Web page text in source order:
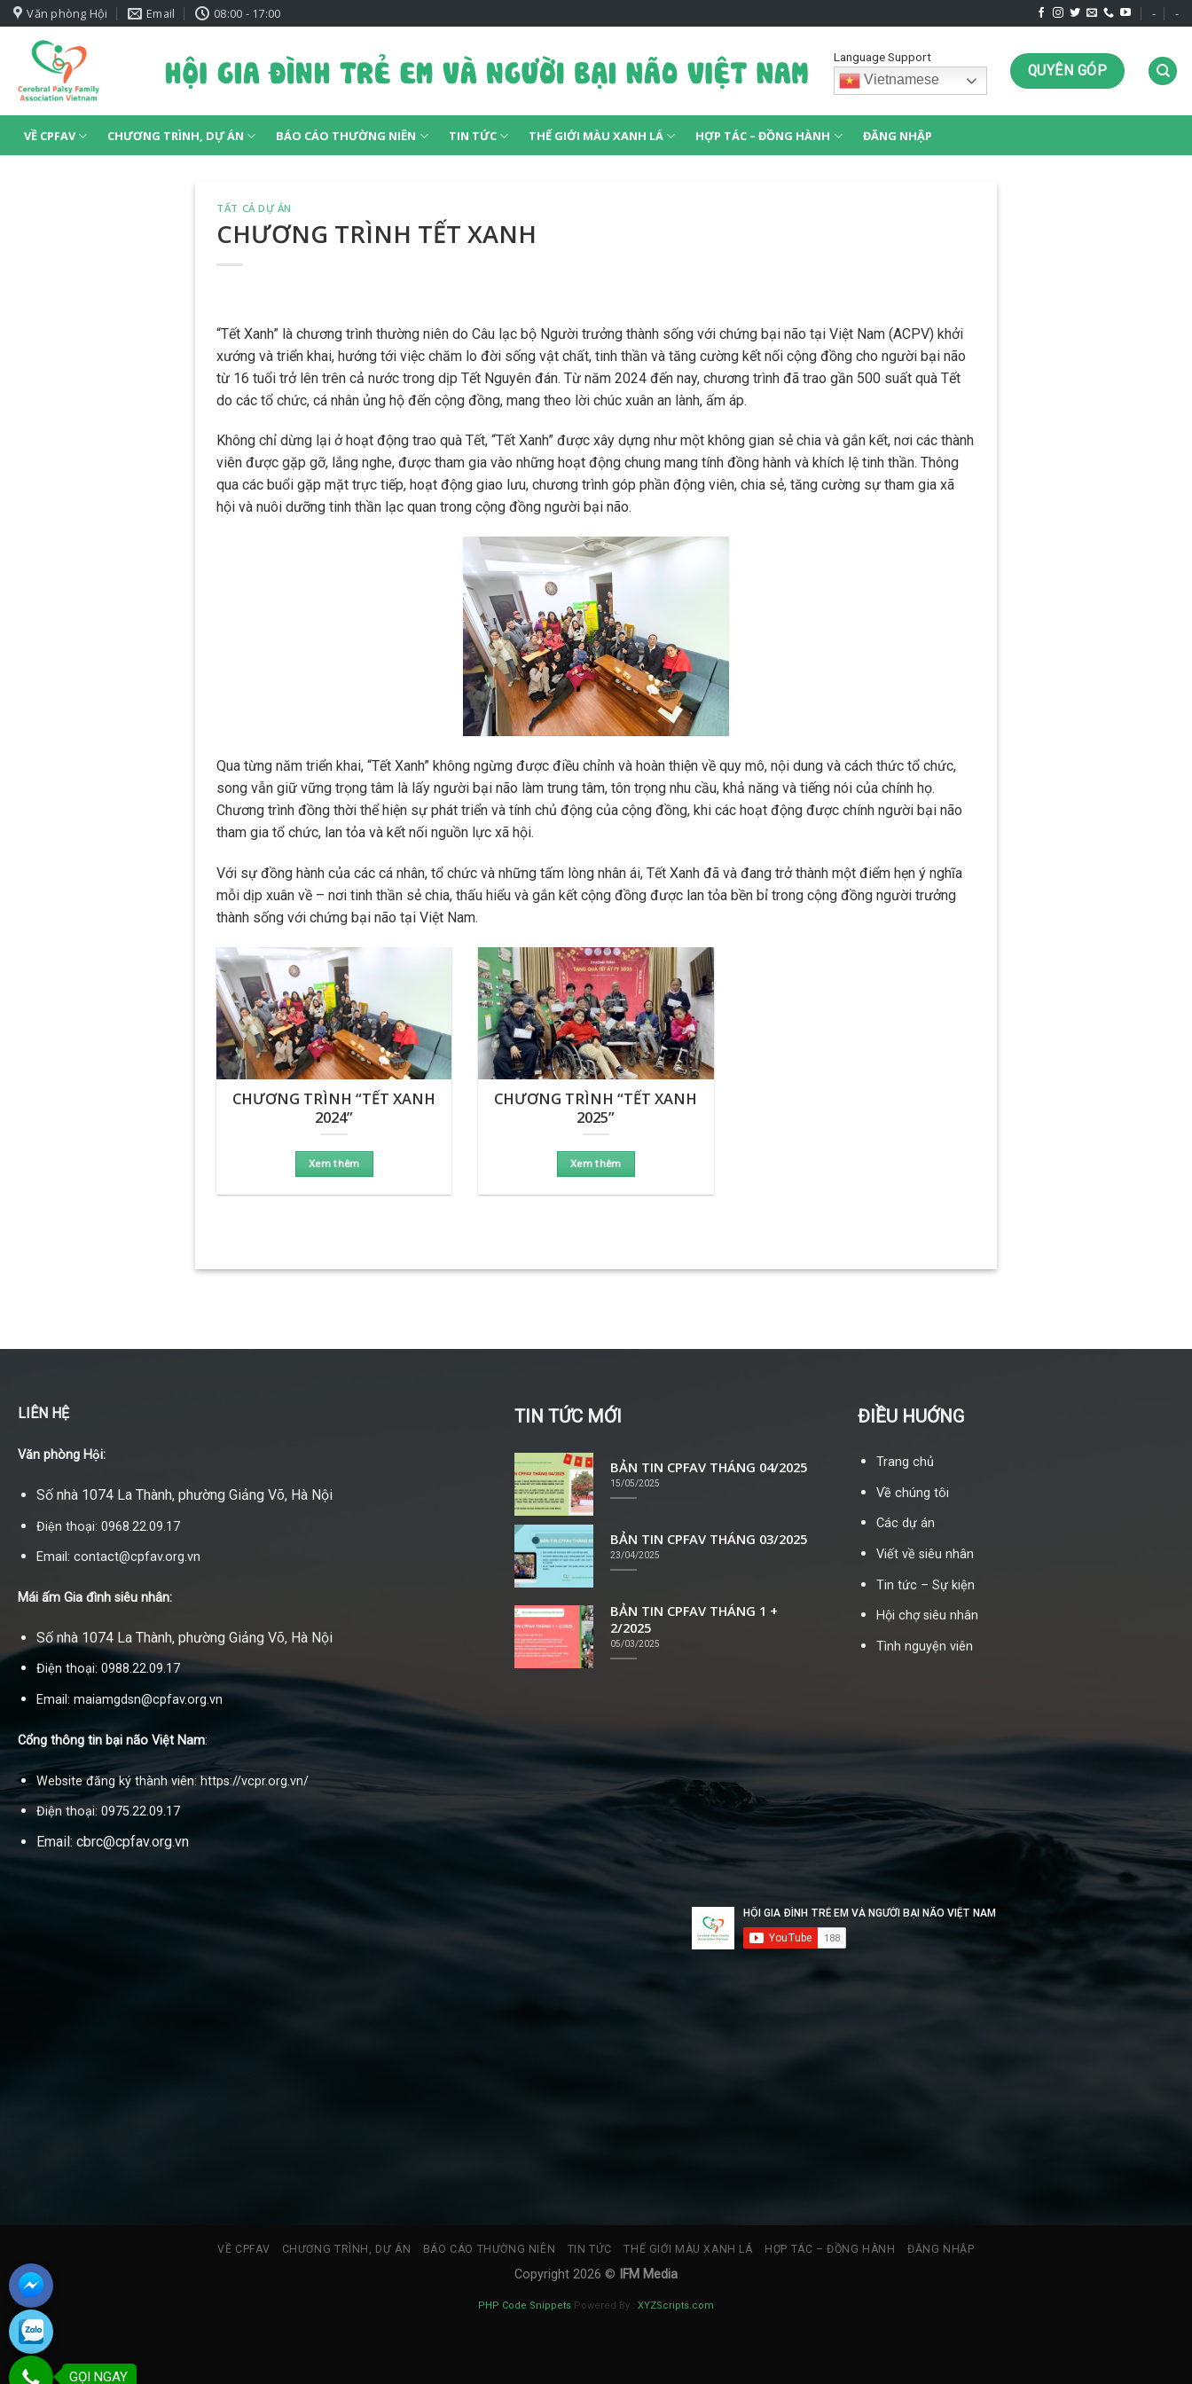
Skip
to
content
Văn phòng Hội Email 08:00 - 17:00 - -
Language Support
Vietnamese QUYÊN GÓP
VỀ CPFAV CHƯƠNG TRÌNH, DỰ ÁN BÁO CÁO THƯỜNG NIÊN TIN TỨC THẾ GIỚI MÀU XANH LÁ HỢP TÁC – ĐỒNG HÀNH ĐĂNG NHẬP
TẤT CẢ DỰ ÁN
CHƯƠNG TRÌNH TẾT XANH
“Tết Xanh” là chương trình thường niên do Câu lạc bộ Người trưởng thành sống với chứng bại não tại Việt Nam (ACPV) khởi
xướng và triển khai, hướng tới việc chăm lo đời sống vật chất, tinh thần và tăng cường kết nối cộng đồng cho người bại não
từ 16 tuổi trở lên trên cả nước trong dịp Tết Nguyên đán. Từ năm 2024 đến nay, chương trình đã trao gần 500 suất quà Tết
do các tổ chức, cá nhân ủng hộ đến cộng đồng, mang theo lời chúc xuân an lành, ấm áp.
Không chỉ dừng lại ở hoạt động trao quà Tết, “Tết Xanh” được xây dựng như một không gian sẻ chia và gắn kết, nơi các thành
viên được gặp gỡ, lắng nghe, được tham gia vào những hoạt động chung mang tính đồng hành và khích lệ tinh thần. Thông
qua các buổi gặp mặt trực tiếp, hoạt động giao lưu, chương trình góp phần động viên, chia sẻ, tăng cường sự tham gia xã
hội và nuôi dưỡng tinh thần lạc quan trong cộng đồng người bại não.
Qua từng năm triển khai, “Tết Xanh” không ngừng được điều chỉnh và hoàn thiện về quy mô, nội dung và cách thức tổ chức,
song vẫn giữ vững trọng tâm là lấy người bại não làm trung tâm, tôn trọng nhu cầu, khả năng và tiếng nói của chính họ.
Chương trình đồng thời thể hiện sự phát triển và tính chủ động của cộng đồng, khi các hoạt động được chính người bại não
tham gia tổ chức, lan tỏa và kết nối nguồn lực xã hội.
Với sự đồng hành của các cá nhân, tổ chức và những tấm lòng nhân ái, Tết Xanh đã và đang trở thành một điểm hẹn ý nghĩa
mỗi dịp xuân về – nơi tinh thần sẻ chia, thấu hiểu và gắn kết cộng đồng được lan tỏa bền bỉ trong cộng đồng người trưởng
thành sống với chứng bại não tại Việt Nam.
CHƯƠNG TRÌNH “TẾT XANH
2024”
Xem thêm
CHƯƠNG TRÌNH “TẾT XANH
2025”
Xem thêm
LIÊN HỆ
Văn phòng Hội:
Số nhà 1074 La Thành, phường Giảng Võ, Hà Nội
Điện thoại: 0968.22.09.17
Email: contact@cpfav.org.vn
Mái ấm Gia đình siêu nhân:
Số nhà 1074 La Thành, phường Giảng Võ, Hà Nội
Điện thoại: 0988.22.09.17
Email: maiamgdsn@cpfav.org.vn
Cổng thông tin bại não Việt Nam:
Website đăng ký thành viên: https://vcpr.org.vn/
Điện thoại: 0975.22.09.17
Email: cbrc@cpfav.org.vn
TIN TỨC MỚI
BẢN TIN CPFAV THÁNG 04/2025
15/05/2025
BẢN TIN CPFAV THÁNG 03/2025
23/04/2025
BẢN TIN CPFAV THÁNG 1 +
2/2025
05/03/2025
ĐIỀU HUỚNG
Trang chủ
Về chúng tôi
Các dự án
Viết về siêu nhân
Tin tức – Sự kiện
Hội chợ siêu nhân
Tình nguyện viên
VỀ CPFAV CHƯƠNG TRÌNH, DỰ ÁN BÁO CÁO THƯỜNG NIÊN TIN TỨC THẾ GIỚI MÀU XANH LÁ HỢP TÁC – ĐỒNG HÀNH ĐĂNG NHẬP
Copyright 2026 © IFM Media
PHP Code Snippets Powered By : XYZScripts.com
GỌI NGAY